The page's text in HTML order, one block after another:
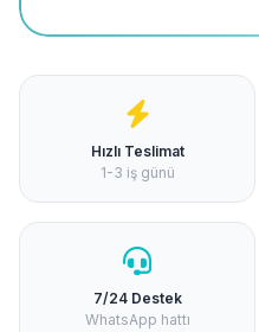
Hızlı Teslimat
1-3 iş günü
7/24 Destek
WhatsApp hattı